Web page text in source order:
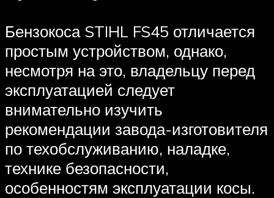
Бензокоса STIHL FS45 отличается
простым устройством, однако,
несмотря на это, владельцу перед
эксплуатацией следует
внимательно изучить
рекомендации завода-изготовителя
по техобслуживанию, наладке,
технике безопасности,
особенностям эксплуатации косы.